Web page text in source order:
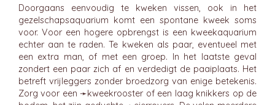
Doorgaans eenvoudig te kweken vissen, ook in het
gezelschapsaquarium komt een spontane kweek soms
voor. Voor een hogere opbrengst is een kweekaquarium
echter aan te raden. Te kweken als paar, eventueel met
een extra man, of met een groep. In het laatste geval
zondert een paar zich af en verdedigt de paaiplaats. Het
betreft vrijleggers zonder broedzorg van enige betekenis.
Zorg voor een ➛kweekroosterof een laag knikkers op de